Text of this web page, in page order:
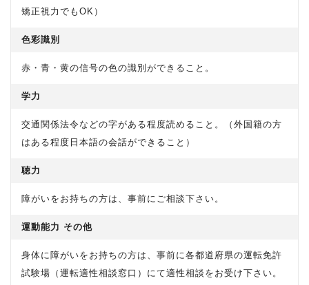
矯正視力でもOK）
色彩識別
赤・青・黄の信号の色の識別ができること。
学力
交通関係法令などの字がある程度読めること。（外国籍の方
はある程度日本語の会話ができること）
聴力
障がいをお持ちの方は、事前にご相談下さい。
運動能力 その他
身体に障がいをお持ちの方は、事前に各都道府県の運転免許
試験場（運転適性相談窓口）にて適性相談をお受け下さい。